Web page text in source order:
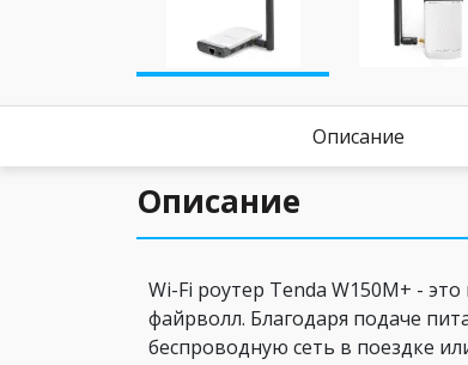
Описание
Описание
Wi-Fi роутер Tenda W150M+ -
файрволл. Благодаря подаче
беспроводную сеть в поездке